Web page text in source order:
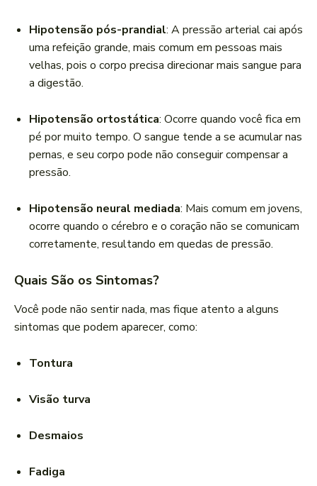
Hipotensão pós-prandial: A pressão arterial cai após
uma refeição grande, mais comum em pessoas mais
velhas, pois o corpo precisa direcionar mais sangue para
a digestão.
Hipotensão ortostática: Ocorre quando você fica em
pé por muito tempo. O sangue tende a se acumular nas
pernas, e seu corpo pode não conseguir compensar a
pressão.
Hipotensão neural mediada: Mais comum em jovens,
ocorre quando o cérebro e o coração não se comunicam
corretamente, resultando em quedas de pressão.
Quais São os Sintomas?
Você pode não sentir nada, mas fique atento a alguns
sintomas que podem aparecer, como:
Tontura
Visão turva
Desmaios
Fadiga